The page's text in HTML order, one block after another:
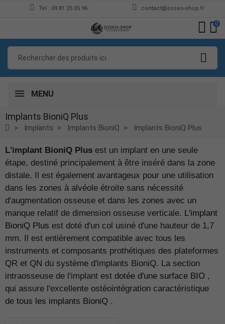
Tel : 09 81 25 05 96 contact@osseo-shop.fr
0
MENU
Implants BioniQ Plus
Implants Implants BioniQ Implants BioniQ Plus
L'implant BioniQ Plus est un implant en une seule
étape, destiné principalement à être inséré dans la zone
distale. Il est également avantageux pour une utilisation
dans les zones à alvéole étroite sans nécessité
d'augmentation osseuse et dans les zones avec un
manque relatif de dimension osseuse verticale. L'implant
BioniQ Plus est doté d'un col usiné d'une hauteur de 1,7
mm. Il est entièrement compatible avec tous les
instruments et composants prothétiques des plateformes
QR et QN du système d'implants BioniQ. La section
intraosseuse de l'implant est dotée d'une surface BIO ,
qui assure l'excellente ostéointégration caractéristique
de tous les implants BioniQ .